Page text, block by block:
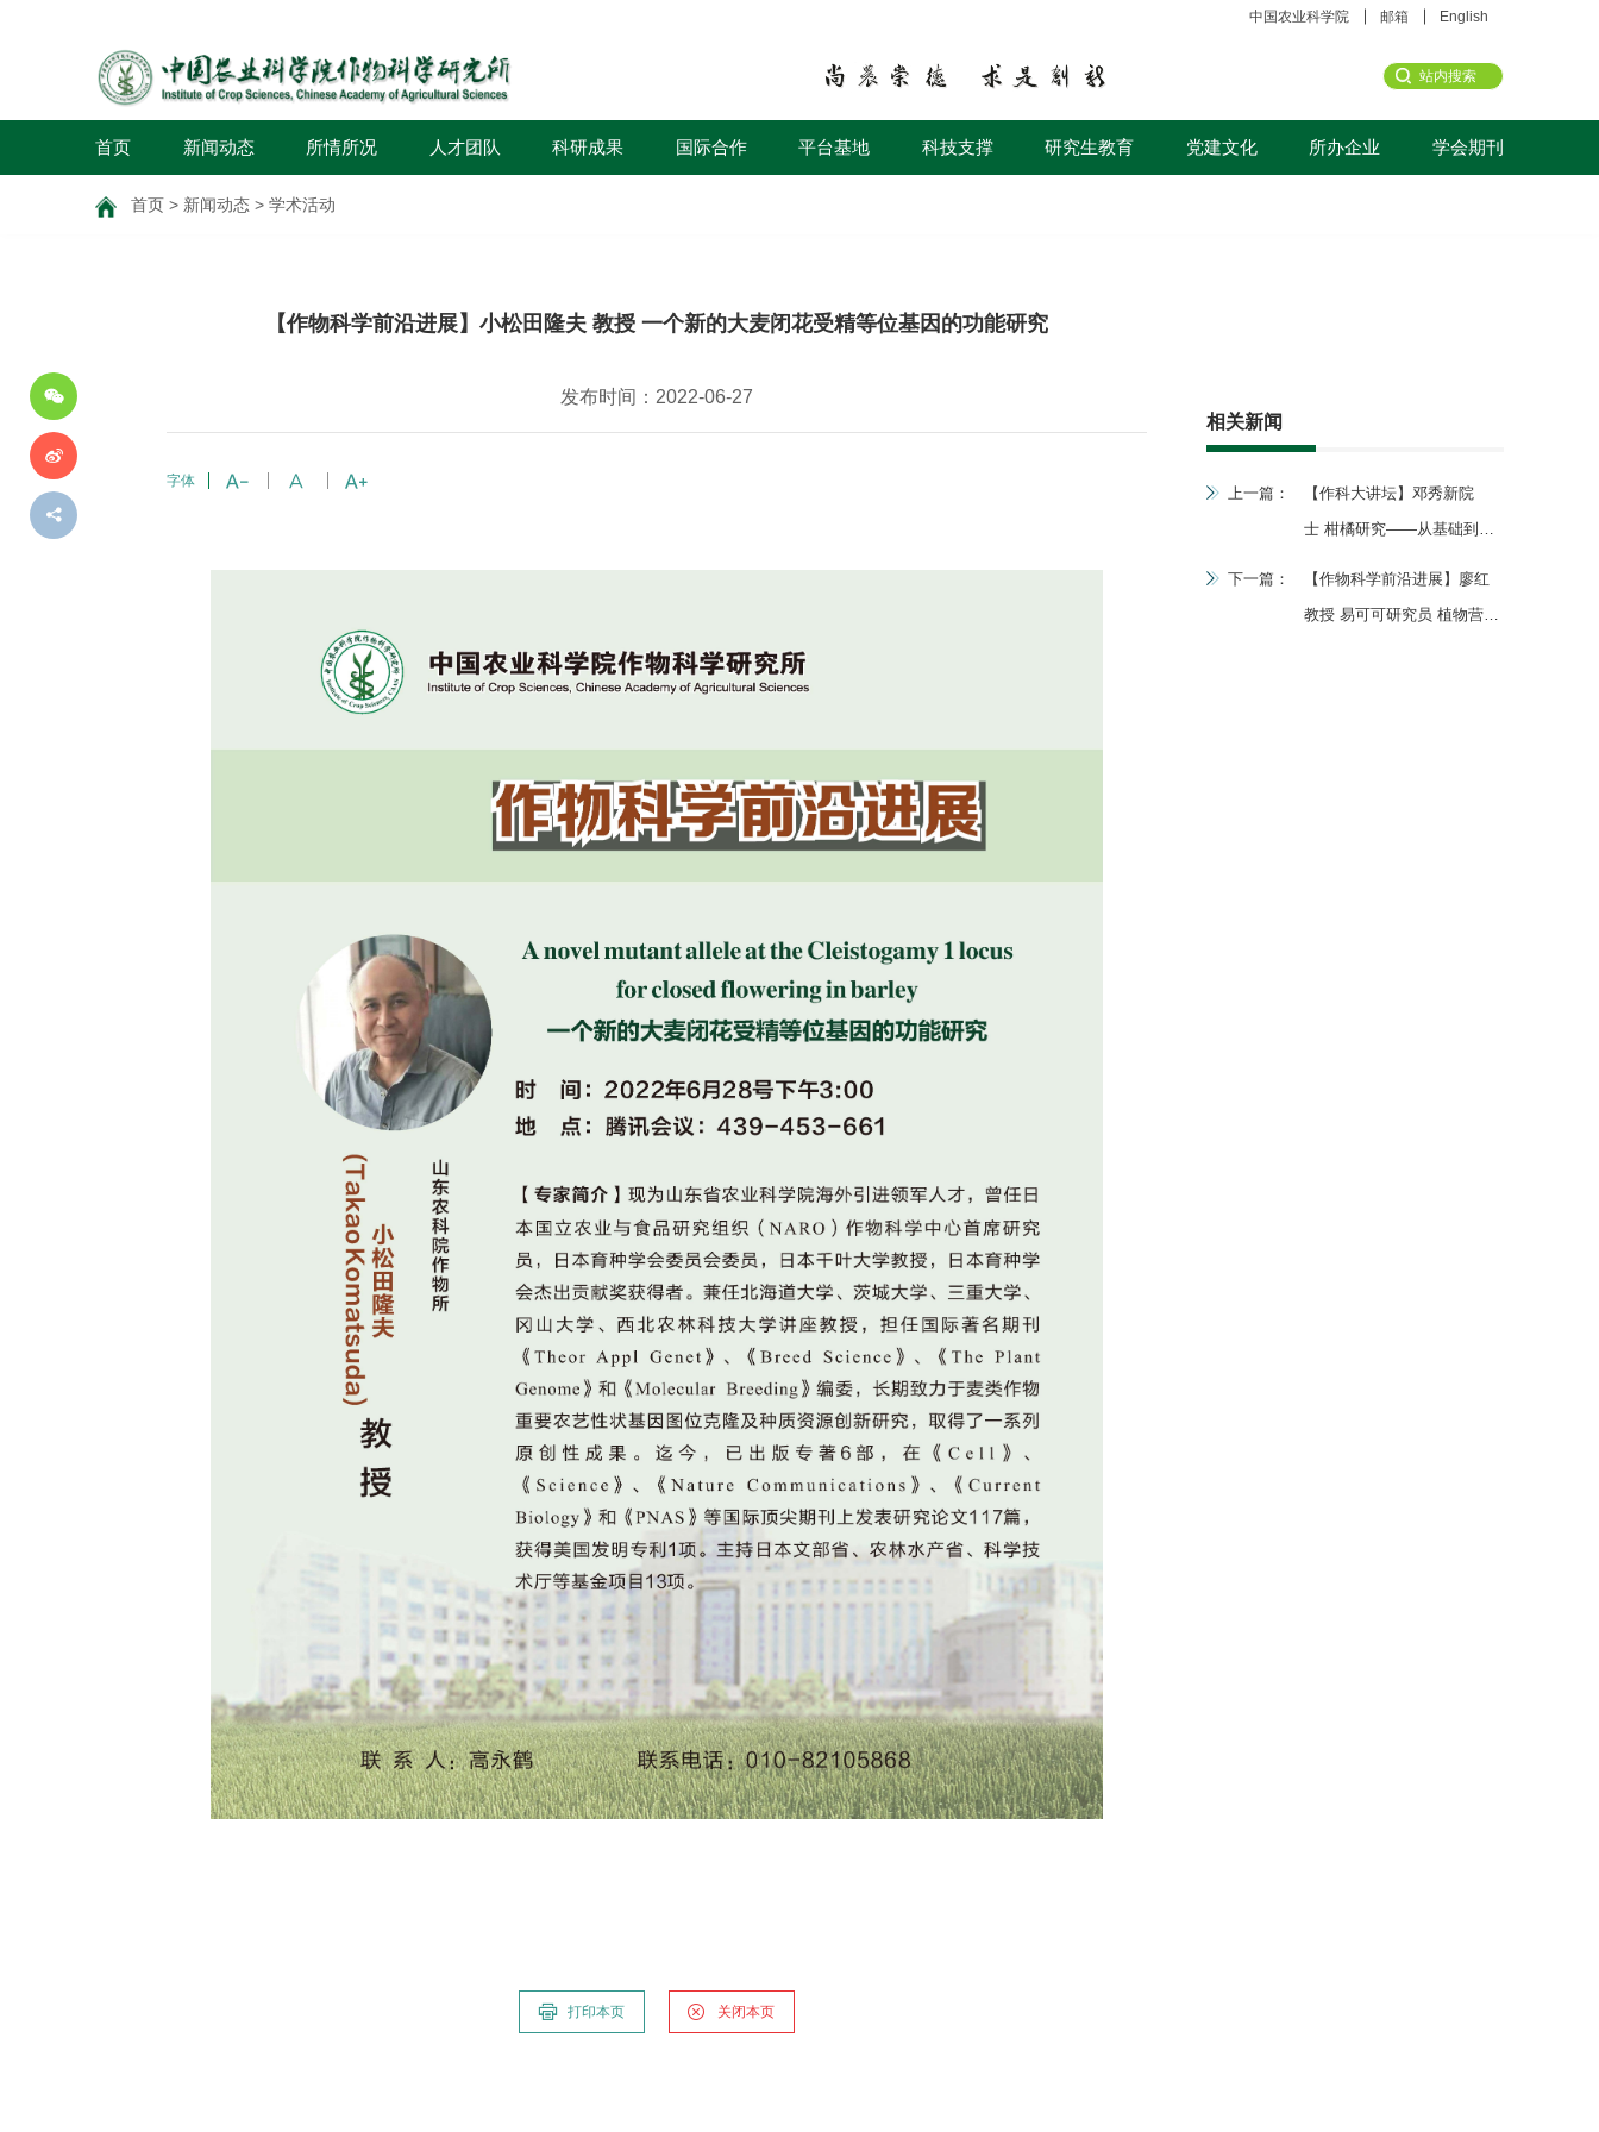
中国农业科学院 邮箱 English
首页 新闻动态 所情所况 人才团队 科研成果 国际合作 平台基地 科技支撑 研究生教育 党建文化 所办企业 学会期刊
首页 > 新闻动态 > 学术活动
【作物科学前沿进展】小松田隆夫 教授 一个新的大麦闭花受精等位基因的功能研究
发布时间：2022-06-27
字体
打印本页 关闭本页
相关新闻
上一篇：
【作科大讲坛】邓秀新院
士 柑橘研究——从基础到产
下一篇：
【作物科学前沿进展】廖红
教授 易可可研究员 植物营养